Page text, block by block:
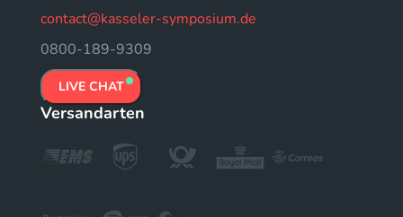
contact@kasseler-symposium.de
0800-189-9309
LIVE CHAT
Versandarten